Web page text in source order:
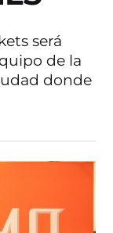
será
de la
donde